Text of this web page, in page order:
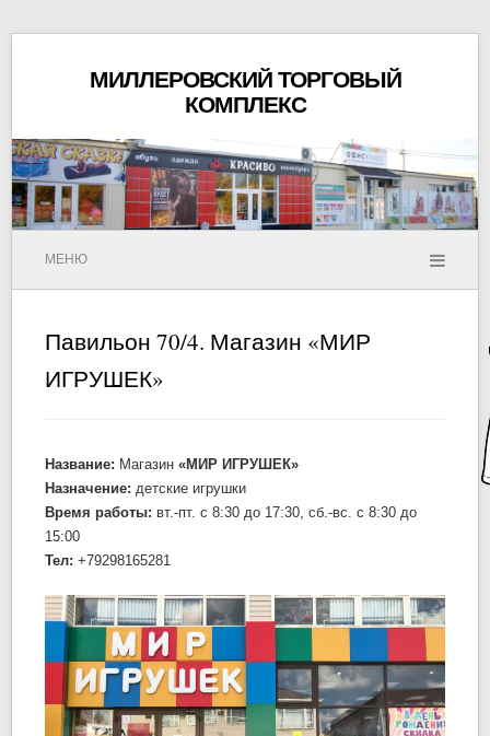
МИЛЛЕРОВСКИЙ ТОРГОВЫЙ
КОМПЛЕКС
МЕНЮ
Павильон 70/4. Магазин «МИР
ИГРУШЕК»
Название: Магазин «МИР ИГРУШЕК»
Назначение: детские игрушки
Время работы: вт.-пт. c 8:30 до 17:30, сб.-вс. c 8:30 до
15:00
Тел: +79298165281